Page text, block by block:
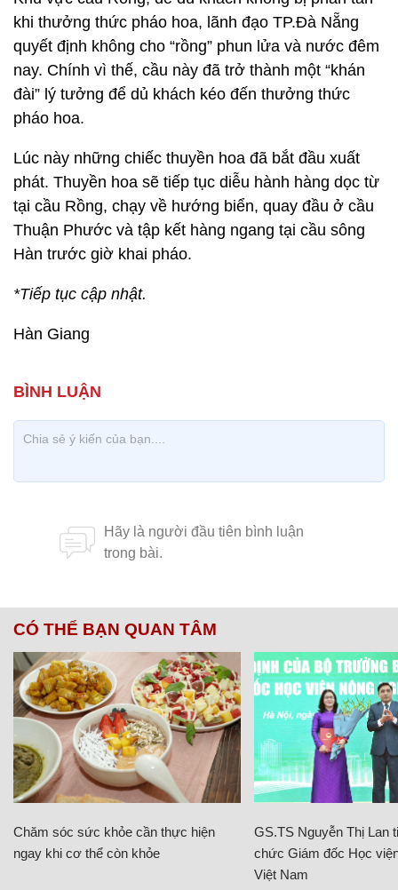
khi thưởng thức pháo hoa, lãnh đạo TP.Đà Nẵng
quyết định không cho “rồng” phun lửa và nước đêm
nay. Chính vì thế, cầu này đã trở thành một “khán
đài” lý tưởng để dủ khách kéo đến thưởng thức
pháo hoa.
Lúc này những chiếc thuyền hoa đã bắt đầu xuất
phát. Thuyền hoa sẽ tiếp tục diễu hành hàng dọc từ
tại cầu Rồng, chạy về hướng biển, quay đầu ở cầu
Thuận Phước và tập kết hàng ngang tại cầu sông
Hàn trước giờ khai pháo.
*Tiếp tục cập nhật.
Hàn Giang
CÓ THỂ BẠN QUAN TÂM
Chăm sóc sức khỏe cần thực hiện
ngay khi cơ thể còn khỏe
GS.TS Nguyễn Thị Lan
chức Giám đốc Học
Việt Nam